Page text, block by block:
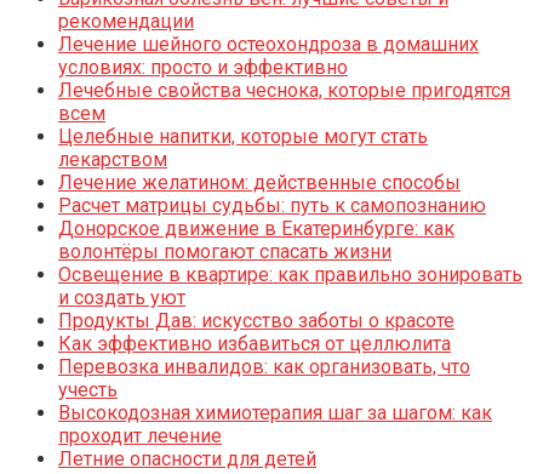
рекомендации
Лечение шейного остеохондроза в домашних
условиях: просто и эффективно
Лечебные свойства чеснока, которые пригодятся
всем
Целебные напитки, которые могут стать
лекарством
Лечение желатином: действенные способы
Расчет матрицы судьбы: путь к самопознанию
Донорское движение в Екатеринбурге: как
волонтёры помогают спасать жизни
Освещение в квартире: как правильно зонировать
и создать уют
Продукты Дав: искусство заботы о красоте
Как эффективно избавиться от целлюлита
Перевозка инвалидов: как организовать, что
учесть
Высокодозная химиотерапия шаг за шагом: как
проходит лечение
Летние опасности для детей